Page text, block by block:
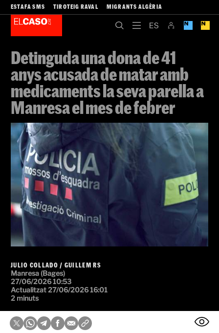
ESTAFA SMS TIROTEIG RAVAL MIGRANTS ALGÈRIA
Detinguda una dona de 41
anys acusada de matar amb
medicaments la seva parella a
Manresa el mes de febrer
JULIO COLLADO / GUILLEM RS
Manresa (Bages)
27/06/2026 10:53
Actualitzat 27/06/2026 16:01
2 minuts